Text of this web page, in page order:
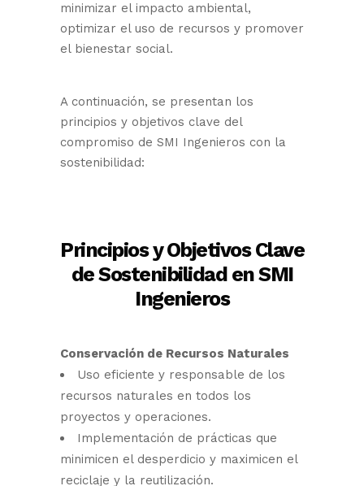
minimizar el impacto ambiental,
optimizar el uso de recursos y promover
el bienestar social.
A continuación, se presentan los
principios y objetivos clave del
compromiso de SMI Ingenieros con la
sostenibilidad:
Principios y Objetivos Clave
de Sostenibilidad en SMI
Ingenieros
Conservación de Recursos Naturales
Uso eficiente y responsable de los
recursos naturales en todos los
proyectos y operaciones.
Implementación de prácticas que
minimicen el desperdicio y maximicen el
reciclaje y la reutilización.